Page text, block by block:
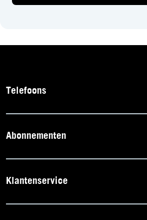
Telefoons
Abonnementen
Klantenservice